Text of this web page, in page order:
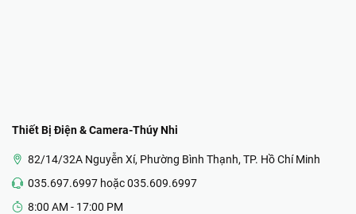
Thiết Bị Điện & Camera-Thúy Nhi
82/14/32A Nguyễn Xí, Phường Bình Thạnh, TP. Hồ Chí Minh
035.697.6997 hoặc 035.609.6997
8:00 AM - 17:00 PM